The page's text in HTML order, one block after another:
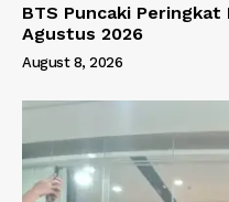
BTS Puncaki
Agustus 2026
August 8, 2026